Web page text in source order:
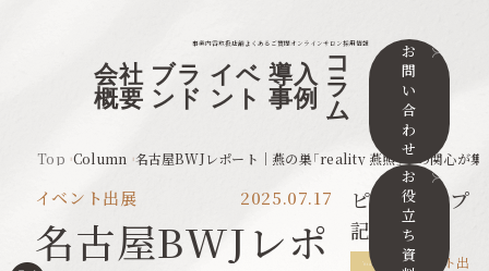
事業内容取扱店舗よくあるご質問オンラインサロン採用情報
会社
概要
ブラ
ンド
イベ
ント
導入
事例
コ
ラ
ム
お
問
い
合
わ
せ
お
役
立
ち
資
Top Column 名古屋BWJレポート｜燕の巣「reality 燕照」への関心が集
イベント出展 2025.07.17
名古屋BWJレポ
ピックアップ
記事
イベント出